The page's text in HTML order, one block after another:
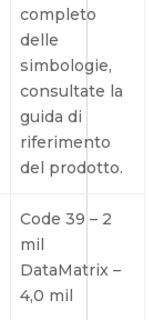
completo
delle
simbologie,
consultate la
guida di
riferimento
del prodotto.
Code 39 – 2
mil
DataMatrix –
4,0 mil